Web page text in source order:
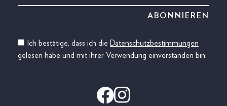
Ich bestätige, dass ich die Datenschutzbestimmungen
gelesen habe und mit ihrer Verwendung einverstanden bin.